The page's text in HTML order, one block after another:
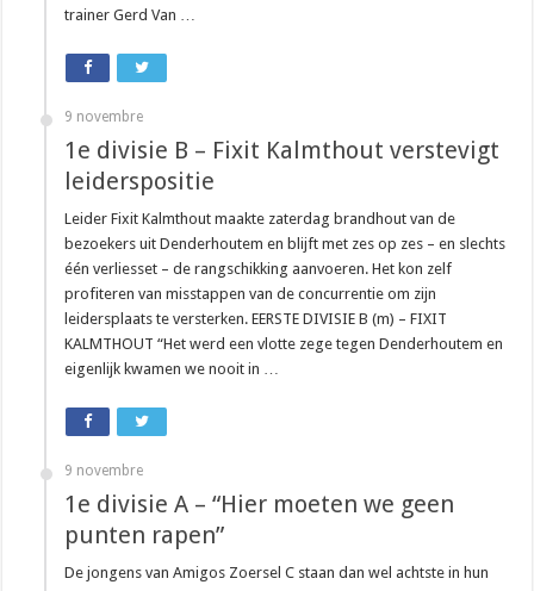
trainer Gerd Van …
9 novembre
1e divisie B – Fixit Kalmthout verstevigt
leiderspositie
Leider Fixit Kalmthout maakte zaterdag brandhout van de
bezoekers uit Denderhoutem en blijft met zes op zes – en slechts
één verliesset – de rangschikking aanvoeren. Het kon zelf
profiteren van misstappen van de concurrentie om zijn
leidersplaats te versterken. EERSTE DIVISIE B (m) – FIXIT
KALMTHOUT “Het werd een vlotte zege tegen Denderhoutem en
eigenlijk kwamen we nooit in …
9 novembre
1e divisie A – “Hier moeten we geen
punten rapen”
De jongens van Amigos Zoersel C staan dan wel achtste in hun